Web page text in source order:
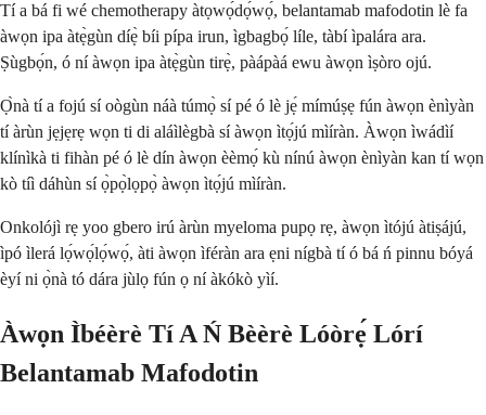
Tí a bá fi wé chemotherapy àtọwọ́dọ́wọ́, belantamab mafodotin lè fa
àwọn ipa àtẹ̀gùn díẹ̀ bíi pípa irun, ìgbagbọ́ líle, tàbí ìpalára ara.
Ṣùgbọ́n, ó ní àwọn ipa àtẹ̀gùn tirẹ̀, pàápàá ewu àwọn ìṣòro ojú.
Ọ̀nà tí a fojú sí oògùn náà túmọ̀ sí pé ó lè jẹ́ mímúṣẹ fún àwọn ènìyàn
tí àrùn jẹjẹrẹ wọn ti di aláìlègbà sí àwọn ìtọ́jú mìíràn. Àwọn ìwádìí
klínìkà ti fihàn pé ó lè dín àwọn èèmọ́ kù nínú àwọn ènìyàn kan tí wọn
kò tíì dáhùn sí ọ̀pọ̀lọpọ̀ àwọn ìtọ́jú mìíràn.
Onkolójì rẹ yoo gbero irú àrùn myeloma pupọ rẹ, àwọn ìtójú àtiṣájú,
ìpó ìlerá lọ́wọ́lọ́wọ́, àti àwọn ìféràn ara ẹni nígbà tí ó bá ń pinnu bóyá
èyí ni ọ̀nà tó dára jùlọ fún ọ ní àkókò yìí.
Àwọn Ìbéèrè Tí A Ń Bèèrè Lóòrẹ́ Lórí
Belantamab Mafodotin